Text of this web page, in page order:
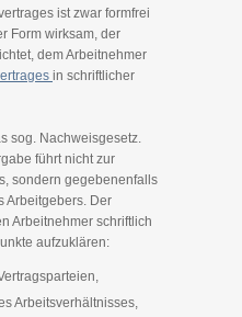
ist zwar formfrei
Form wirksam, der
dem Arbeitnehmer
in schriftlicher
sog. Nachweisgesetz.
führt nicht zur
sondern gegebenenfalls
Arbeitgebers. Der
Arbeitnehmer schriftlich
aufzuklären:
Arbeitsverhältnisses,